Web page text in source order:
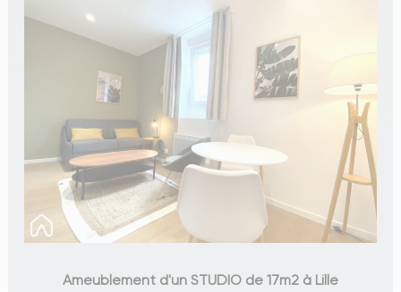
Ameublement d'un STUDIO de 17m2 à Lille